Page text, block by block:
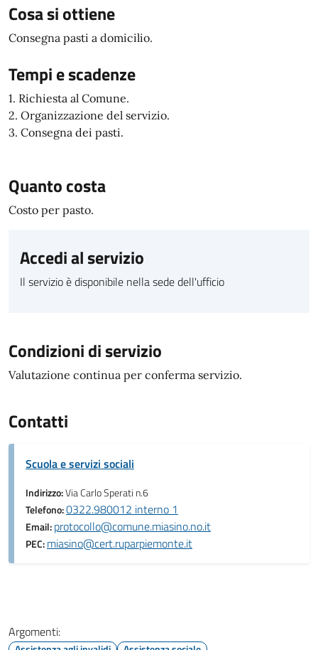
Cosa si ottiene
Consegna pasti a domicilio.
Tempi e scadenze
1. Richiesta al Comune.
2. Organizzazione del servizio.
3. Consegna dei pasti.
Quanto costa
Costo per pasto.
Accedi al servizio
Il servizio è disponibile nella sede dell'ufficio
Condizioni di servizio
Valutazione continua per conferma servizio.
Contatti
Scuola e servizi sociali
Indirizzo:Via Carlo Sperati n.6
Telefono:0322.980012 interno 1
Email:protocollo@comune.miasino.no.it
PEC:miasino@cert.ruparpiemonte.it
Argomenti: